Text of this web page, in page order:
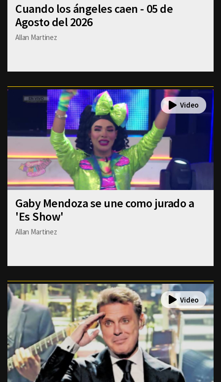
Cuando los ángeles caen - 05 de
Agosto del 2026
Allan Martinez
Gaby Mendoza se une como jurado a
'Es Show'
Allan Martinez